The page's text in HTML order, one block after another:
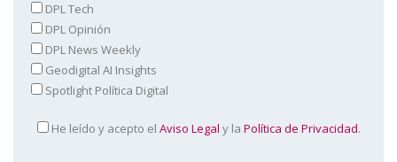
DPL Tech
DPL Opinión
DPL News Weekly
Geodigital AI Insights
Spotlight Política Digital
He leído y acepto el Aviso Legal y la Política de Privacidad.